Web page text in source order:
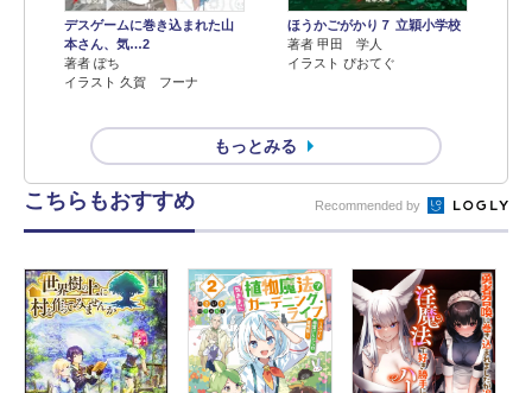
デスゲームに巻き込まれた山
本さん、気…2
著者 ぽち
イラスト 久賀 フーナ
ほうかごがかり７ 立穎小学校
著者 甲田 学人
イラスト ぴおてぐ
もっとみる
こちらもおすすめ Recommended by